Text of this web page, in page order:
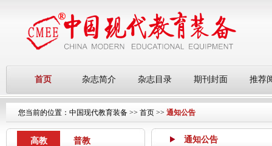
首页 杂志简介 杂志目录 期刊封面 推荐
您当前的位置： 中国现代教育装备 >> 首页 >> 通知公告
高教 普教 通知公告